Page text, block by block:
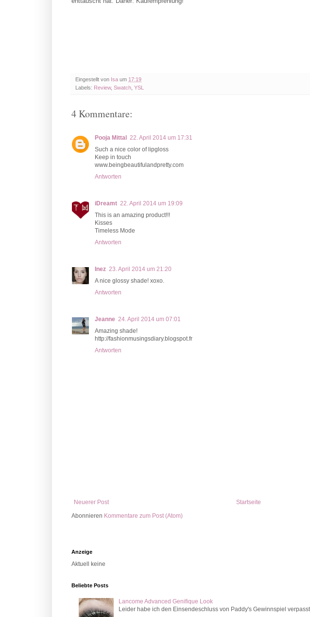
Eingestellt von Isa um 17:19
Labels: Review, Swatch YSL
4 Kommentare:
Pooja Mittal
22. April 2014 um 17:31
Such a nice color of lipgloss
Keep in touch
www.beingbeautifulandpretty.com
Antworten
iDreamt 22. April 2014 um 19:09
This is an amazing product!!!
Kisses
Timeless Mode
Antworten
Inez 23. April 2014 um 21:20
A nice glossy shade! xoxo.
Antworten
Jeanne 24. April 2014 um 07:01
Amazing shade!
http://fashionmusingsdiary.blogspot.fr
Antworten
Neuerer Post
Startseite
Abonnieren Kommentare zum Post (Atom)
Anzeige
Aktuell keine
Beliebte Posts
Lancome Advanced Genifique Look
Leider habe ich den Einsendeschluss von Paddy's Gewinnspiel